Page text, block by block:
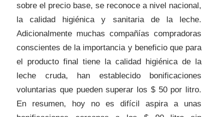
sobre el precio base, se reconoce a nivel nacional,
la calidad higiénica y sanitaria de la leche.
Adicionalmente muchas compañías compradoras
conscientes de la importancia y beneficio que para
el producto final tiene la calidad higiénica de la
leche cruda, han establecido bonificaciones
voluntarias que pueden superar los $ 50 por litro.
En resumen, hoy no es difícil aspira a unas